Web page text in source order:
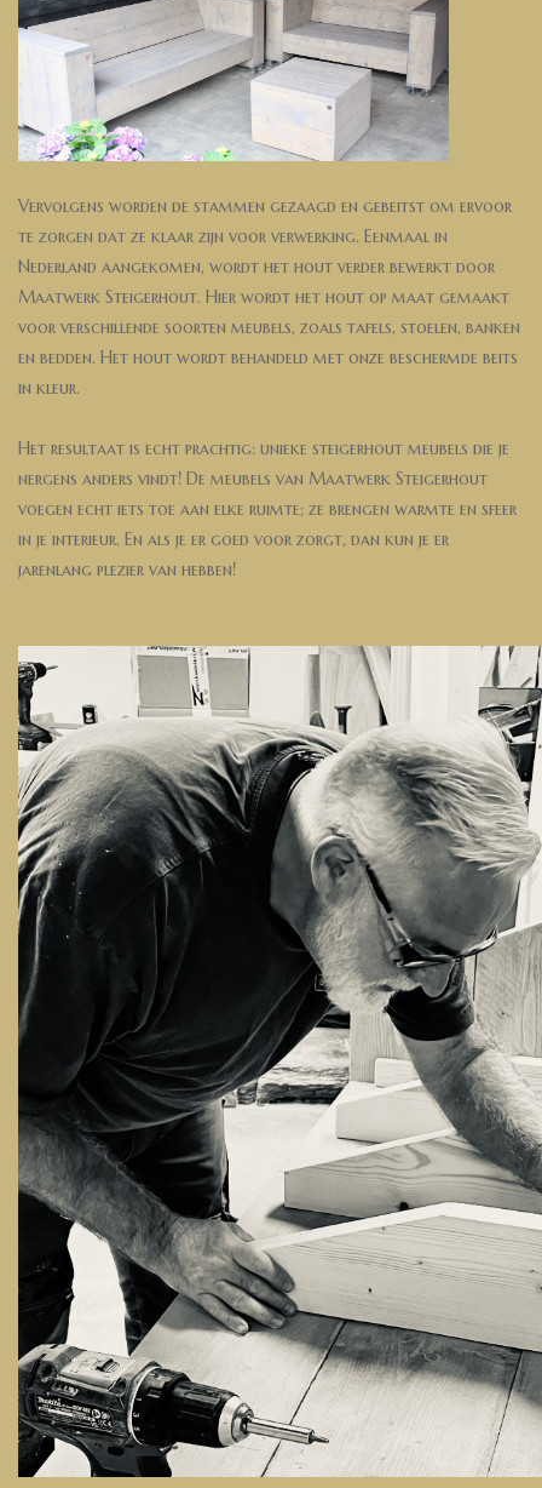
Vervolgens worden de stammen gezaagd en gebeitst om ervoor
te zorgen dat ze klaar zijn voor verwerking. Eenmaal in
Nederland aangekomen, wordt het hout verder bewerkt door
Maatwerk Steigerhout. Hier wordt het hout op maat gemaakt
voor verschillende soorten meubels, zoals tafels, stoelen, banken
en bedden. Het hout wordt behandeld met onze beschermde beits
in kleur.
Het resultaat is echt prachtig: unieke steigerhout meubels die je
nergens anders vindt! De meubels van Maatwerk Steigerhout
voegen echt iets toe aan elke ruimte; ze brengen warmte en sfeer
in je interieur. En als je er goed voor zorgt, dan kun je er
jarenlang plezier van hebben!